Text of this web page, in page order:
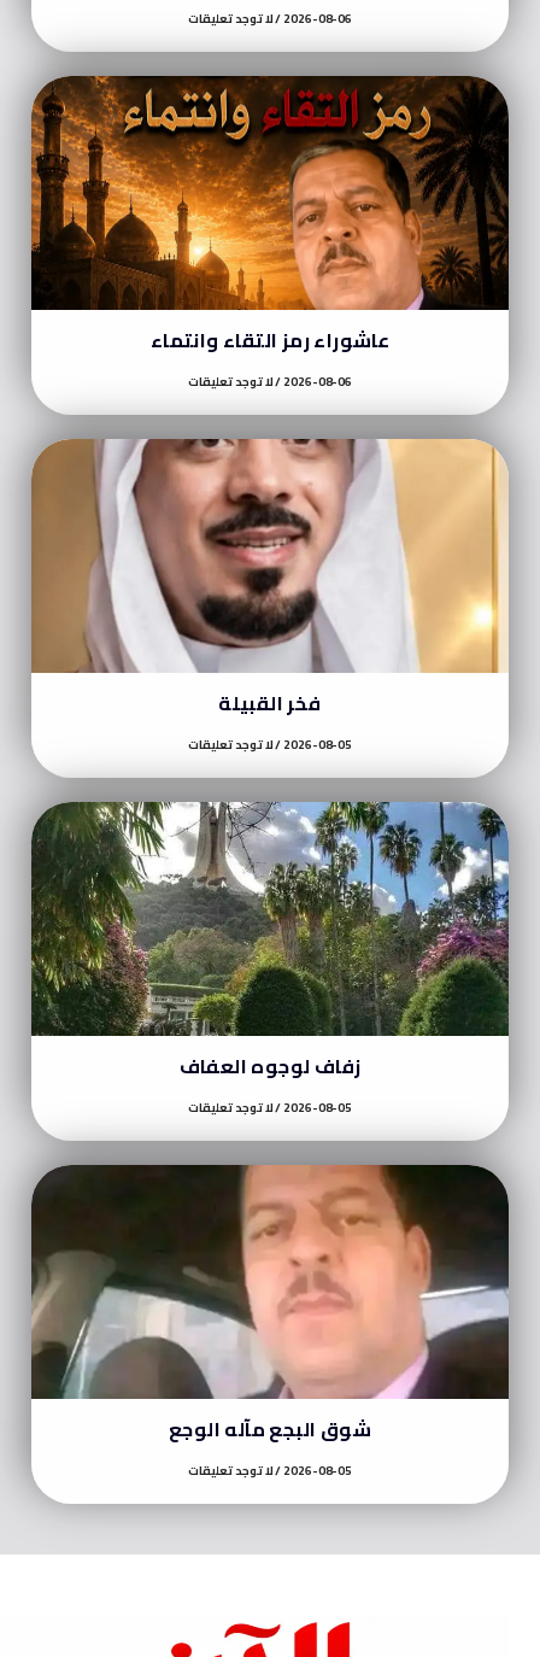
2026-08-06 لا توجد تعليقات
عاشوراء رمز التقاء وانتماء
2026-08-06 لا توجد تعليقات
فخر القبيلة
2026-08-05 لا توجد تعليقات
زفاف لوجوه العفاف
2026-08-05 لا توجد تعليقات
شوق البجع مآله الوجع
2026-08-05 لا توجد تعليقات